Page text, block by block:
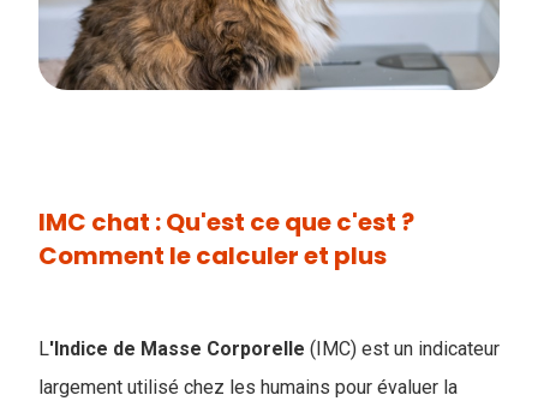
IMC chat : Qu'est ce que c'est ?
Comment le calculer et plus
L'Indice de Masse Corporelle (IMC) est un indicateur
largement utilisé chez les humains pour évaluer la